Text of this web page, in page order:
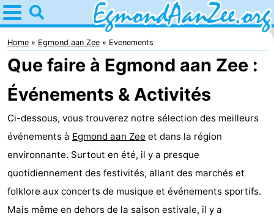
Home
Egmond
aan
Zee
Astuces
Avec
les
enfants
Noordhollands
duinreservaat
Passer
la
nuit
Appartements
-
Home Egmond aan Zee Evenements
Que faire à Egmond aan Zee :
Événements & Activités
Ci-dessous, vous trouverez notre sélection des meilleurs
événements à Egmond aan Zee et dans la région
environnante. Surtout en été, il y a presque
quotidiennement des festivités, allant des marchés et
folklore aux concerts de musique et événements sportifs.
Mais même en dehors de la saison estivale, il y a